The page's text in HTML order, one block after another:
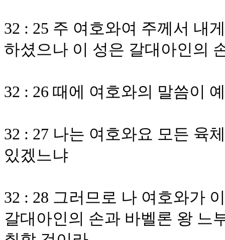
32 : 25 주 여호와여 주께서 내
하셨으나 이 성은 갈대아인의
32 : 26 때에 여호와의 말씀이
32 : 27 나는 여호와요 모든 육
있겠느냐
32 : 28 그러므로 나 여호와가
갈대아인의 손과 바벨론 왕 느